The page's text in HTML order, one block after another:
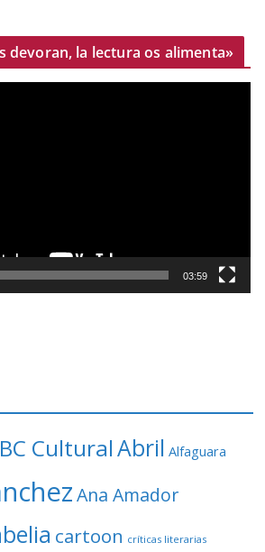
devoran, la lectura os alimenta»
03:59
CulturalAbril Alfaguara
Ana Amador
cartoon críticas literarias